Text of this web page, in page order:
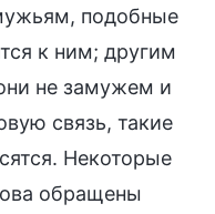
подобные
к ним; другим
не замужем и
связь, такие
Некоторые
обращены